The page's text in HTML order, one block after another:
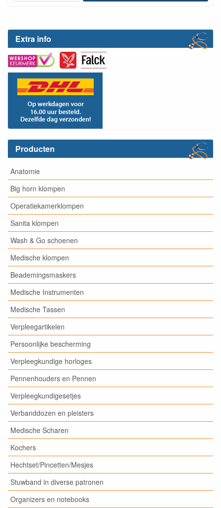
Extra info
Producten
Anatomie
Big horn klompen
Operatiekamerklompen
Sanita klompen
Wash & Go schoenen
Medische klompen
Beademingsmaskers
Medische Instrumenten
Medische Tassen
Verpleegartikelen
Persoonlijke bescherming
Verpleegkundige horloges
Pennenhouders en Pennen
Verpleegkundigesetjes
Verbanddozen en pleisters
Medische Scharen
Kochers
Hechtset/Pincetten/Mesjes
Stuwband in diverse patronen
Organizers en notebooks